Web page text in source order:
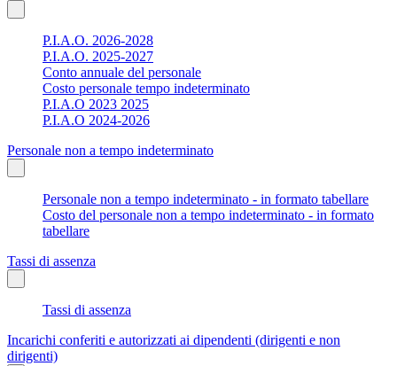
P.I.A.O. 2026-2028
P.I.A.O. 2025-2027
Conto annuale del personale
Costo personale tempo indeterminato
P.I.A.O 2023 2025
P.I.A.O 2024-2026
Personale non a tempo indeterminato
Personale non a tempo indeterminato - in formato tabellare
Costo del personale non a tempo indeterminato - in formato
tabellare
Tassi di assenza
Tassi di assenza
Incarichi conferiti e autorizzati ai dipendenti (dirigenti e non
dirigenti)